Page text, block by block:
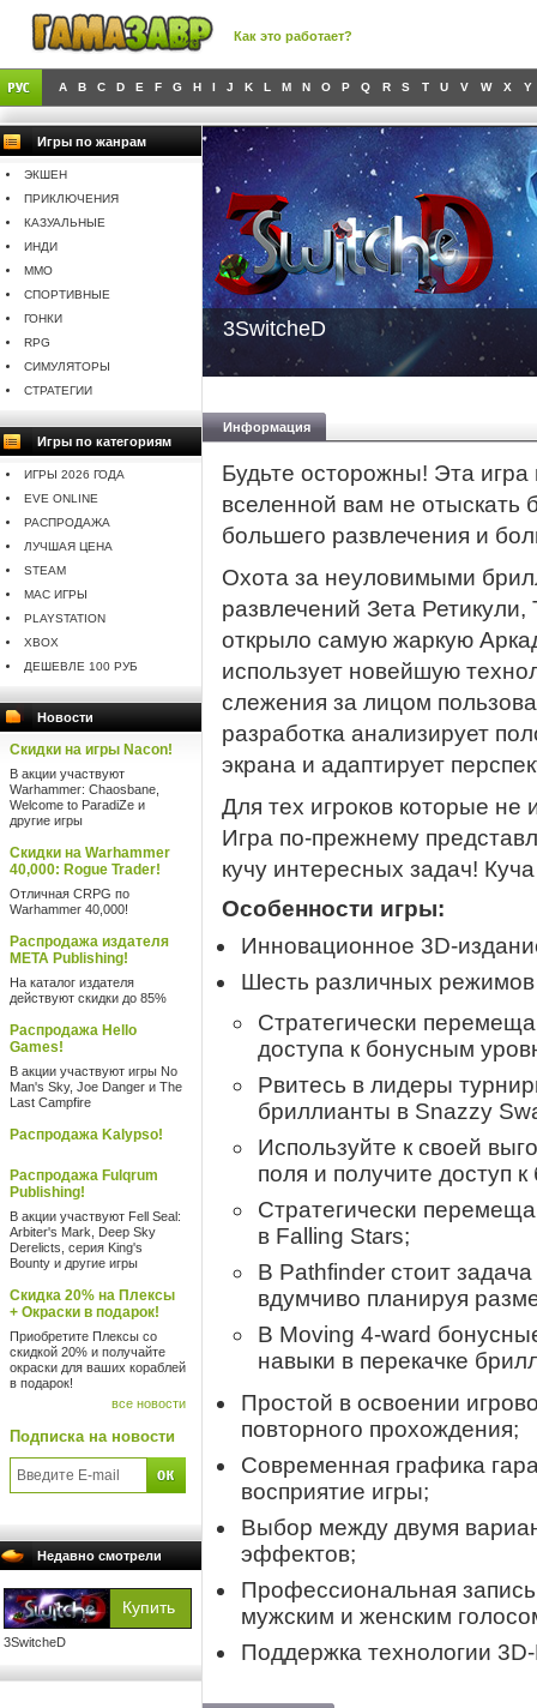
Как это работает?
A B C D E F G H I J K L M N O P Q R S T U V W X Y
Игры по жанрам
ЭКШЕН
ПРИКЛЮЧЕНИЯ
КАЗУАЛЬНЫЕ
ИНДИ
MMO
СПОРТИВНЫЕ
ГОНКИ
RPG
СИМУЛЯТОРЫ
СТРАТЕГИИ
Игры по категориям
ИГРЫ 2026 ГОДА
EVE ONLINE
РАСПРОДАЖА
ЛУЧШАЯ ЦЕНА
STEAM
MAC ИГРЫ
PLAYSTATION
XBOX
ДЕШЕВЛЕ 100 РУБ
Новости
Скидки на игры Nacon!
В акции участвуют
Warhammer: Chaosbane,
Welcome to ParadiZe и
другие игры
Скидки на Warhammer
40,000: Rogue Trader!
Отличная CRPG по
Warhammer 40,000!
Распродажа издателя
META Publishing!
На каталог издателя
действуют скидки до 85%
Распродажа Hello
Games!
В акции участвуют игры No
Man's Sky, Joe Danger и The
Last Campfire
Распродажа Kalypso!
Распродажа Fulqrum
Publishing!
В акции участвуют Fell Seal:
Arbiter's Mark, Deep Sky
Derelicts, серия King's
Bounty и другие игры
Скидка 20% на Плексы
+ Окраски в подарок!
Приобретите Плексы со
скидкой 20% и получайте
окраски для ваших кораблей
в подарок!
все новости
Подписка на новости
Недавно смотрели
3SwitcheD
3SwitcheD
Информация
Будьте осторожны! Эта
вселенной вам не отыскать
большего развлечения и
Охота за неуловимыми
развлечений Зета
открыло самую жаркую
использует новейшую
слежения за лицом
разработка анализирует
экрана и адаптирует
Для тех игроков которые
Игра по-прежнему
кучу интересных задач!
Особенности игры:
Инновационное 3D-
Шесть различных
Стратегически
доступа к бонусным
Рвитесь в лидеры
бриллианты в Snazzy
Используйте к своей
поля и получите доступ
Стратегически
в Falling Stars;
В Pathfinder стоит
вдумчиво планируя
В Moving 4-ward
навыки в перекачке
Простой в освоении
повторного прохождения;
Современная графика
восприятие игры;
Выбор между двумя
эффектов;
Профессиональная
мужским и женским
Поддержка технологии